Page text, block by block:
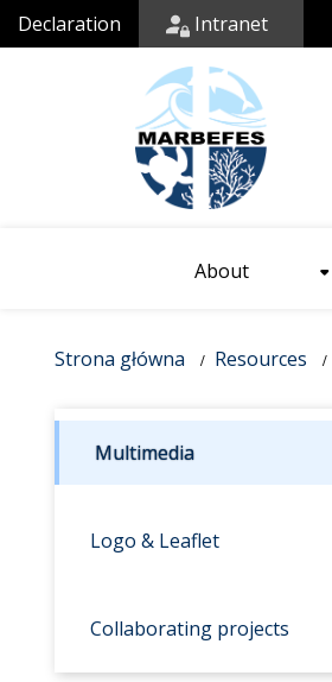
Declaration Intranet
About
Strona główna Resources
Multimedia
Logo & Leaflet
Collaborating projects